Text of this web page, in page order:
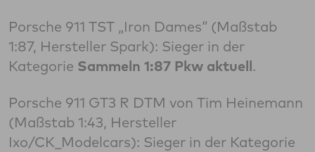
Porsche 911 TST „Iron Dames“ (Maßstab
1:87, Hersteller Spark): Sieger in der
Kategorie Sammeln 1:87 Pkw aktuell.
Porsche 911 GT3 R DTM von Tim Heinemann
(Maßstab 1:43, Hersteller
Ixo/CK_Modelcars): Sieger in der Kategorie